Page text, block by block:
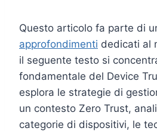
Questo articolo fa parte di
approfondimenti dedicati al
il seguente testo si
fondamentale del Device
esplora le strategie di
un contesto Zero Trust,
categorie di dispositivi, le